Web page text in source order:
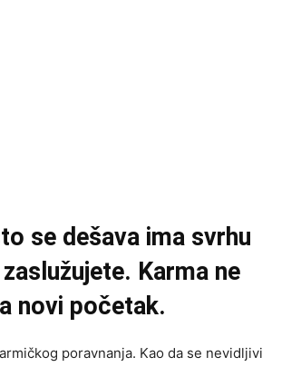
se dešava ima svrhu
Karma ne
novi početak.
poravnanja. Kao da se nevidljivi